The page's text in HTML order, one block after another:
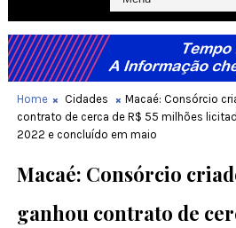
Home Cidades
Macaé: Consórcio
contrato de cerca de R$ 55 milhões
2022 e concluído em maio
Macaé: Consórcio
ganhou contrato de